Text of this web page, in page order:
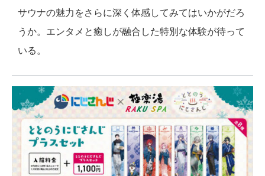
サウナの魅力をさらに深く体感してみてはいかがだろ
うか。エンタメと癒しが融合した特別な体験が待って
いる。